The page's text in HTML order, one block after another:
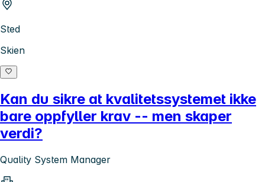
Sted
Skien
Kan du sikre at kvalitetssystemet ikke
bare oppfyller krav -- men skaper
verdi?
Quality System Manager